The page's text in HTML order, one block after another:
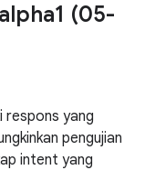
(05-
respons yang
pengujian
intent yang